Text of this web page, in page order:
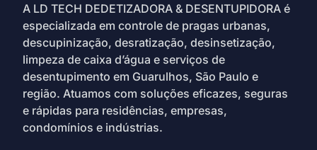
A LD TECH DEDETIZADORA & DESENTUPIDORA é
especializada em controle de pragas urbanas,
descupinização, desratização, desinsetização,
limpeza de caixa d’água e serviços de
desentupimento em Guarulhos, São Paulo e
região. Atuamos com soluções eficazes, seguras
e rápidas para residências, empresas,
condomínios e indústrias.